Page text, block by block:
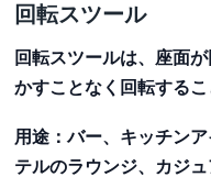
回転スツール
回転スツールは、座面
かすことなく回転する
用途：バー、キッチン
テルのラウンジ、カジ